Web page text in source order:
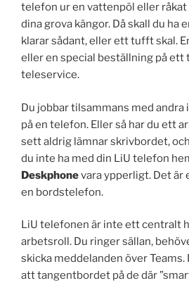
telefon ur en vattenpöl eller råkat
dina grova kängor. Då skall du ha
klarar sådant, eller ett tufft skal.
eller en special beställning på ett
teleservice.
Du jobbar tilsammans med andra
på en telefon. Eller så har du ett
sett aldrig lämnar skrivbordet,
du inte ha med din LiU telefon
Deskphonevara ypperligt. Det är
en bordstelefon.
LiU telefonen är inte ett centralt
arbetsroll. Du ringer sällan,
skicka meddelanden över
att tangentbordet på de där